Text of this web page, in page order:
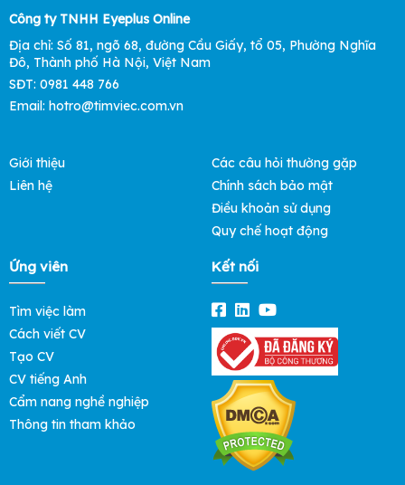
Công ty TNHH Eyeplus Online
Địa chỉ: Số 81, ngõ 68, đường Cầu Giấy, tổ 05, Phường Nghĩa
Đô, Thành phố Hà Nội, Việt Nam
SĐT: 0981 448 766
Email: hotro@timviec.com.vn
Giới thiệu
Liên hệ
Các câu hỏi thường gặp
Chính sách bảo mật
Điều khoản sử dụng
Quy chế hoạt động
Ứng viên
Tìm việc làm
Cách viết CV
Tạo CV
CV tiếng Anh
Cẩm nang nghề nghiệp
Thông tin tham khảo
Kết nối